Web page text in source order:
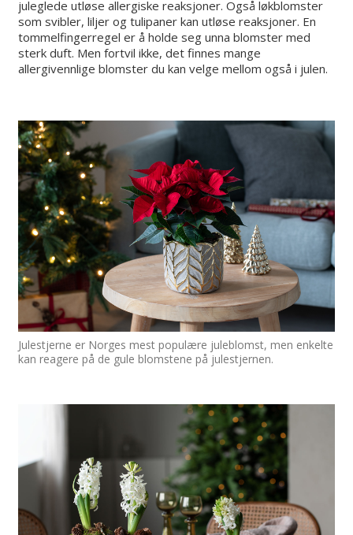
juleglede utløse allergiske reaksjoner. Også løkblomster
som svibler, liljer og tulipaner kan utløse reaksjoner. En
tommelfingerregel er å holde seg unna blomster med
sterk duft. Men fortvil ikke, det finnes mange
allergivennlige blomster du kan velge mellom også i julen.
Julestjerne er Norges mest populære juleblomst, men enkelte
kan reagere på de gule blomstene på julestjernen.